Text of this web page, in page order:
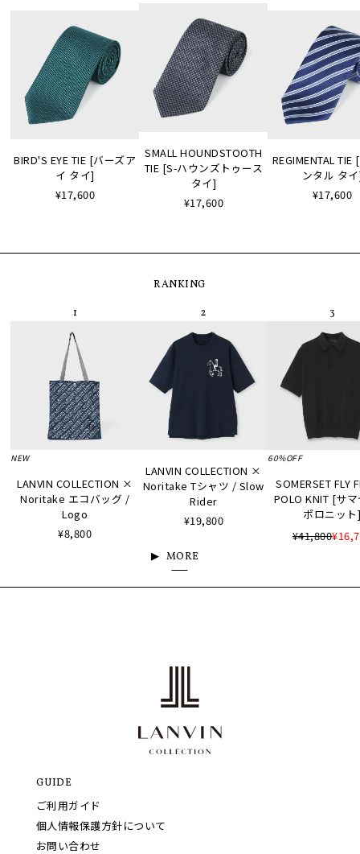
BIRD'S EYE TIE [バーズア
イ タイ]
¥17,600
SMALL HOUNDSTOOTH
TIE [S-ハウンズトゥース
タイ]
¥17,600
REGIMENTAL TIE
ンタル タ
¥17,600
RANKING
NEW
LANVIN COLLECTION ×
Noritake エコバッグ /
Logo
¥8,800
LANVIN COLLECTION ×
Noritake Tシャツ / Slow
Rider
¥19,800
60%OFF
SOMERSET FLY
POLO KNIT [サ
ポロニッ
¥41,800
MORE
GUIDE
ご利用ガイド
個人情報保護方針について
お問い合わせ